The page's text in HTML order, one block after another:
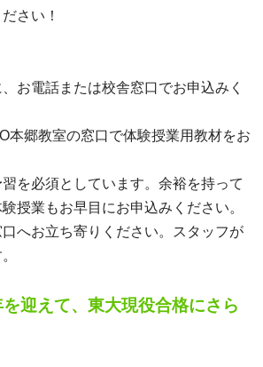
さい！
お電話または校舎窓口でお申込みく
本郷教室の窓口で体験授業用教材をお
を必須としています。余裕を持って
授業もお早目にお申込みください。
へお立ち寄りください。スタッフが
迎えて、東大現役合格にさら